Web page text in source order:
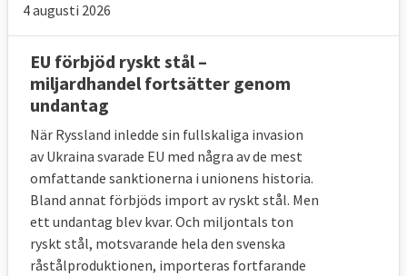
4 augusti 2026
EU förbjöd ryskt stål –
miljardhandel fortsätter genom
undantag
När Ryssland inledde sin fullskaliga invasion
av Ukraina svarade EU med några av de mest
omfattande sanktionerna i unionens historia.
Bland annat förbjöds import av ryskt stål. Men
ett undantag blev kvar. Och miljontals ton
ryskt stål, motsvarande hela den svenska
råstålproduktionen, importeras fortfarande